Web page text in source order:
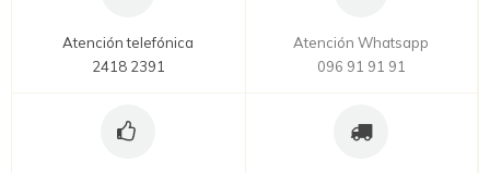
Atención telefónica
2418 2391
Atención Whatsapp
096 91 91 91